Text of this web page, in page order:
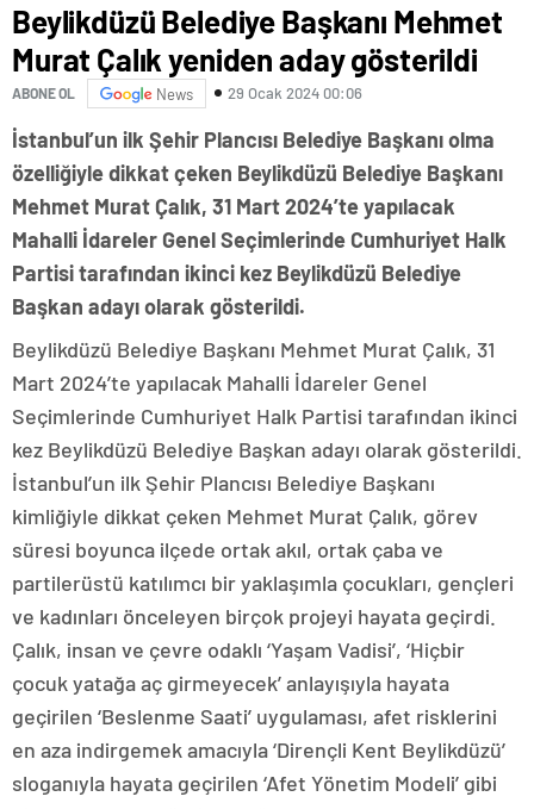
Beylikdüzü Belediye Başkanı Mehmet
Murat Çalık yeniden aday gösterildi
ABONE OL News 29 Ocak 2024 00:06
İstanbul’un ilk Şehir Plancısı Belediye Başkanı olma
özelliğiyle dikkat çeken Beylikdüzü Belediye Başkanı
Mehmet Murat Çalık, 31 Mart 2024’te yapılacak
Mahalli İdareler Genel Seçimlerinde Cumhuriyet Halk
Partisi tarafından ikinci kez Beylikdüzü Belediye
Başkan adayı olarak gösterildi.
Beylikdüzü Belediye Başkanı Mehmet Murat Çalık, 31
Mart 2024’te yapılacak Mahalli İdareler Genel
Seçimlerinde Cumhuriyet Halk Partisi tarafından ikinci
kez Beylikdüzü Belediye Başkan adayı olarak gösterildi.
İstanbul’un ilk Şehir Plancısı Belediye Başkanı
kimliğiyle dikkat çeken Mehmet Murat Çalık, görev
süresi boyunca ilçede ortak akıl, ortak çaba ve
partilerüstü katılımcı bir yaklaşımla çocukları, gençleri
ve kadınları önceleyen birçok projeyi hayata geçirdi.
Çalık, insan ve çevre odaklı ‘Yaşam Vadisi’, ‘Hiçbir
çocuk yatağa aç girmeyecek’ anlayışıyla hayata
geçirilen ‘Beslenme Saati’ uygulaması, afet risklerini
en aza indirgemek amacıyla ‘Dirençli Kent Beylikdüzü’
sloganıyla hayata geçirilen ‘Afet Yönetim Modeli’ gibi